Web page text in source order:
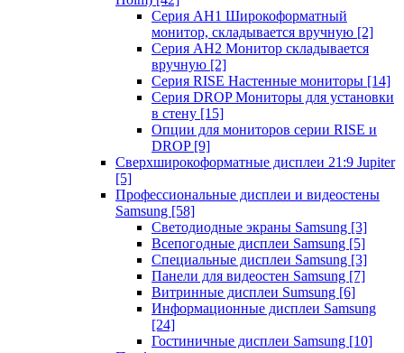
Серия AH1 Широкоформатный
монитор, складывается вручную [2]
Серия AH2 Монитор складывается
вручную [2]
Серия RISE Настенные мониторы [14]
Серия DROP Мониторы для установки
в стену [15]
Опции для мониторов серии RISE и
DROP [9]
Сверхширокоформатные дисплеи 21:9 Jupiter
[5]
Профессиональные дисплеи и видеостены
Samsung [58]
Светодиодные экраны Samsung [3]
Всепогодные дисплеи Samsung [5]
Специальные дисплеи Samsung [3]
Панели для видеостен Samsung [7]
Витринные дисплеи Sumsung [6]
Информационные дисплеи Samsung
[24]
Гостиничные дисплеи Samsung [10]